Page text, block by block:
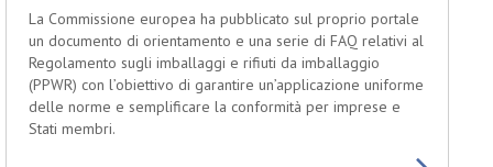
La Commissione europea ha pubblicato sul proprio portale
un documento di orientamento e una serie di FAQ relativi al
Regolamento sugli imballaggi e rifiuti da imballaggio
(PPWR) con l’obiettivo di garantire un’applicazione uniforme
delle norme e semplificare la conformità per imprese e
Stati membri.